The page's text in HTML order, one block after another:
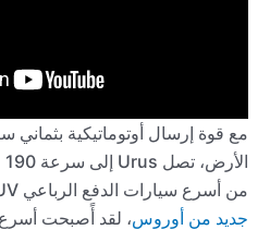
مع قوة إرسال أوتوماتيكية بثماني
من أسرع سيارات الدفع الرباعي SUV، بالطبع،
جديد من أوروس، لقد أًصبحت أسرع